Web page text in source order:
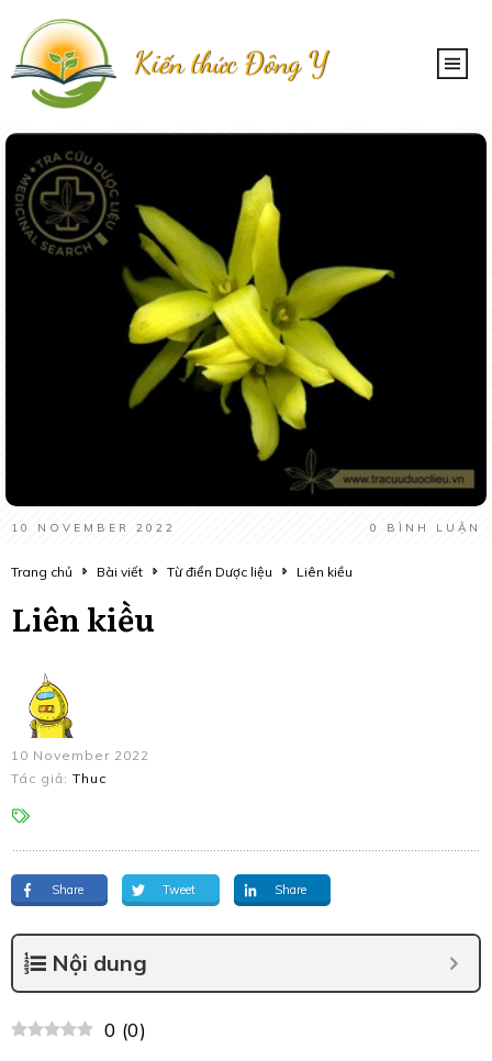
Kiến thức Đông Y
10 NOVEMBER 2022 0 BÌNH LUẬN
Trang chủ Bài viết Từ điển Dược liệu Liên kiều
Liên kiều
10 November 2022
Tác giả: Thuc
Share Tweet Share
Nội dung
0 (0)